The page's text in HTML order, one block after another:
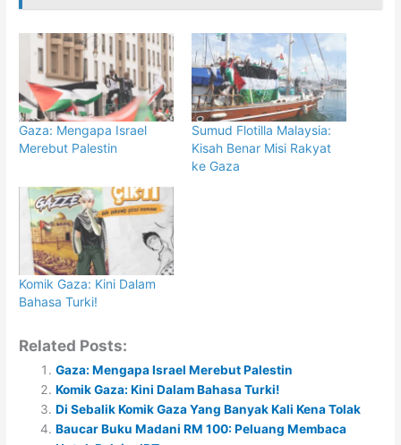
Gaza: Mengapa Israel
Merebut Palestin
Sumud Flotilla Malaysia:
Kisah Benar Misi Rakyat
ke Gaza
Komik Gaza: Kini Dalam
Bahasa Turki!
Related Posts:
Gaza: Mengapa Israel Merebut Palestin
Komik Gaza: Kini Dalam Bahasa Turki!
Di Sebalik Komik Gaza Yang Banyak Kali Kena Tolak
Baucar Buku Madani RM 100: Peluang Membaca